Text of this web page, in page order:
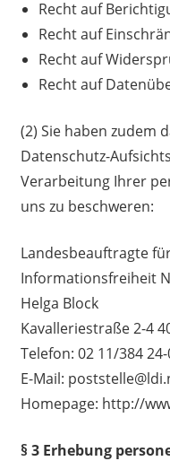
Recht auf
Recht auf
Recht auf
Recht auf
(2) Sie haben zudem
Datenschutz-
Verarbeitung Ihrer
uns zu beschweren:
Landesbeauftragte
Informationsfreiheit
Helga Block
Kavalleriestraße 2-4
Telefon: 02 11/384
E-Mail:
Homepage: http://
§ 3 Erhebung